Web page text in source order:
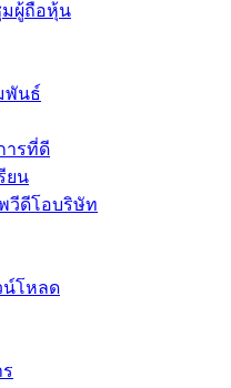
มผู้ถือหุ้น
พันธ์
ารที่ดี
ยน
วีดีโอบริษัท
น์โหลด